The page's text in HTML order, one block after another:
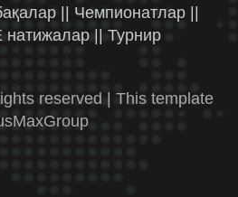
|| Чемпионатлар ||
|| Турнир
reserved | This template